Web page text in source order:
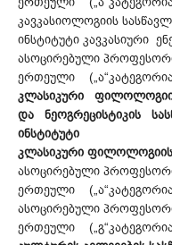
კავკასიოლოგიის
ინსტიტუტი კავკასიური
ასოცირებული
ერთეული
კლასიკური
და ნეოგრეცისტიკის
ინსტიტუტი
კლასიკური
ასოცირებული
ერთეული
ასოცირებული
ერთეული